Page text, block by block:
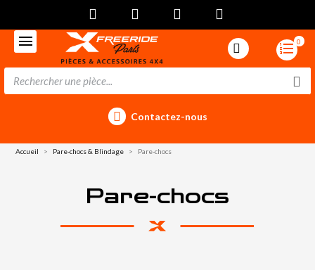
0
Contactez-nous
Accueil Pare-chocs & Blindage Pare-chocs
Pare-chocs